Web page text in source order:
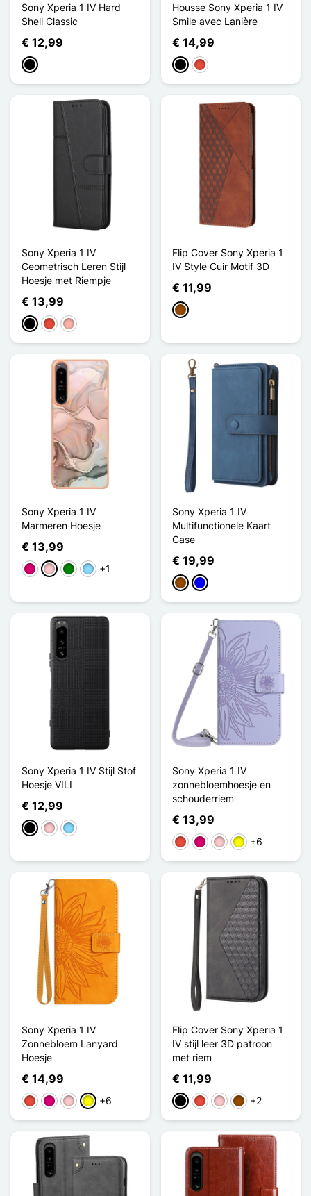
Sony Xperia 1 IV Hard
Shell Classic
€ 12,99
Zwart
Housse Sony Xperia 1 IV
Smile avec Lanière
€ 14,99
ZwartRood
Sony Xperia 1 IV
Geometrisch Leren Stijl
Hoesje met Riempje
€ 13,99
ZwartRoodRose Goud
Flip Cover Sony Xperia 1
IV Style Cuir Motif 3D
€ 11,99
Bruin
Sony Xperia 1 IV
Marmeren Hoesje
€ 13,99
Magenta
RozeGroenLicht Blauw
+1
Sony Xperia 1 IV
Multifunctionele Kaart
Case
€ 19,99
BruinBlauw
Sony Xperia 1 IV Stijl Stof
Hoesje VILI
€ 12,99
ZwartRozeLicht Blauw
Sony Xperia 1 IV
zonnebloemhoesje en
schouderriem
€ 13,99
RoodMagenta
RozeGeel+6
Sony Xperia 1 IV
Zonnebloem Lanyard
Hoesje
€ 14,99
RoodMagenta
RozeGeel+6
Flip Cover Sony Xperia 1
IV stijl leer 3D patroon
met riem
€ 11,99
ZwartRoodRozeBruin+2